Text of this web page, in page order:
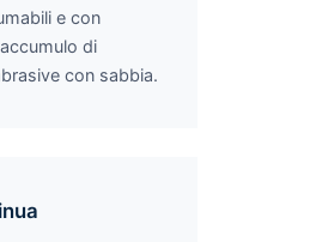
e con
di
con sabbia.